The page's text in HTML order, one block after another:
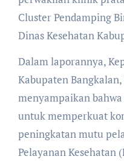
Cluster Pendamping
Dinas Kesehatan
​Dalam laporannya,
Kabupaten
menyampaikan
untuk memperkuat
peningkatan mutu
Pelayanan Kesehatan